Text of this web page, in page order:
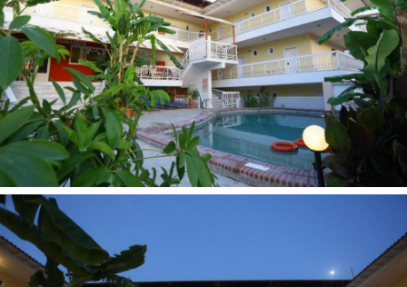
Skėčiai, gultai - nemokamai.
Paplūdimys:
Smėlio įėjimas į jūrą smėlio.
Paplūdimyje: skėčiai, gultai už papildomą mokestį.
Kontaktai:
Adresas: Main Street, Polykhrono, 63085, Graikija
Telefonas: +302621041162
El. pašto adresas:info@hotelodysseas.gr
Internetinė svetainė:
https://hotelodysseas.gr/en/contact-us/